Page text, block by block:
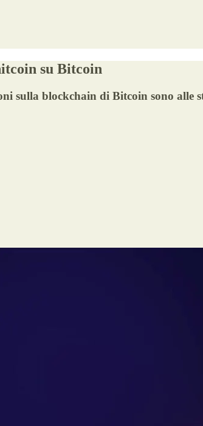
su Bitcoin
sulla blockchain di Bitcoin sono